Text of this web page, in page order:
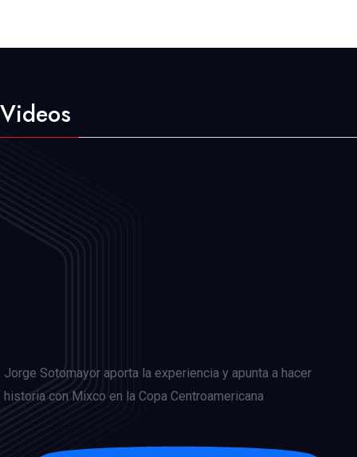
Videos
Jorge Sotomayor aporta la experiencia y apunta a hacer
historia con Mixco en la Copa Centroamericana